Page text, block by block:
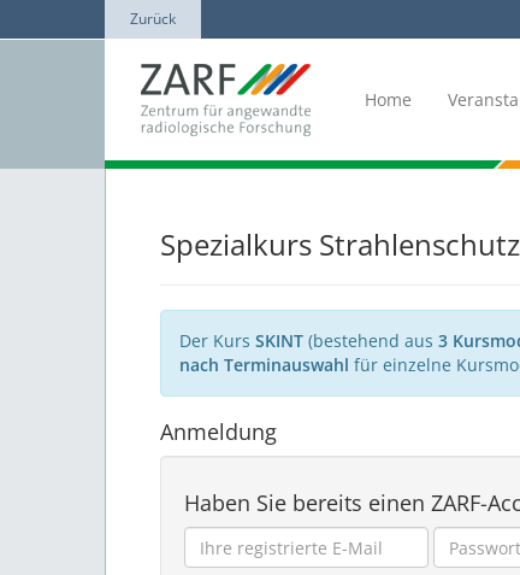
Zurück
Home
Spezialkurs
Der Kurs SKINT (bestehend aus 3
nach Terminauswahl für einzelne
Anmeldung
Haben Sie bereits einen ZARF-